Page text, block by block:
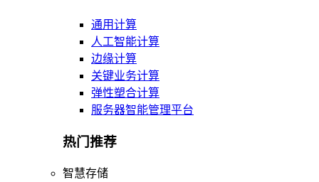
通用计算
人工智能计算
边缘计算
关键业务计算
弹性塑合计算
服务器智能管理平台
热门推荐
智慧存储